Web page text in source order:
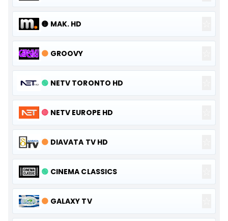
🟡 MAK. HD
🟠 GROOVY
🟢 NETV TORONTO HD
🔴 NETV EUROPE HD
🟠 DIAVATA TV HD
🟢 CINEMA CLASSICS
🟠 GALAXY TV